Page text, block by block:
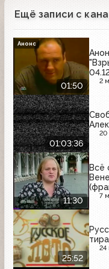
Ещё записи с
01:50
2
Анонс
01:03:36
20
11:30
Всё
7
25:52
24